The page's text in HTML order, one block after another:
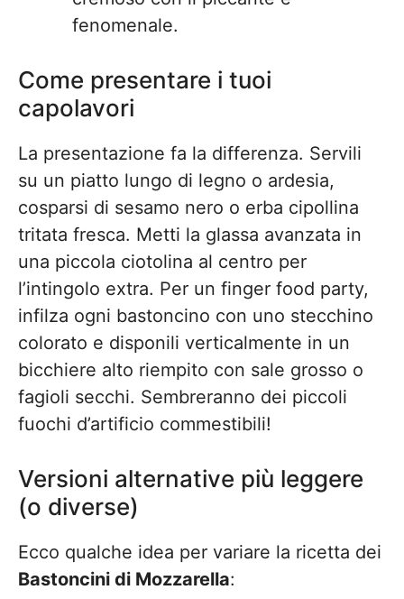
fenomenale.
Come presentare i tuoi
capolavori
La presentazione fa la differenza. Servili
su un piatto lungo di legno o ardesia,
cosparsi di sesamo nero o erba cipollina
tritata fresca. Metti la glassa avanzata in
una piccola ciotolina al centro per
l’intingolo extra. Per un finger food party,
infilza ogni bastoncino con uno stecchino
colorato e disponili verticalmente in un
bicchiere alto riempito con sale grosso o
fagioli secchi. Sembreranno dei piccoli
fuochi d’artificio commestibili!
Versioni alternative più leggere
(o diverse)
Ecco qualche idea per variare la ricetta dei
Bastoncini di Mozzarella: